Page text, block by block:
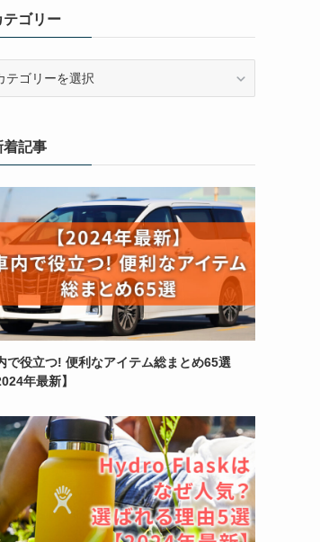
テゴリー
着記事
で役立つ! 便利なアイテム総まとめ65選
年最新】